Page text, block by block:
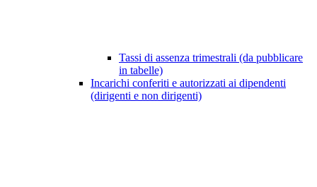
Tassi di assenza trimestrali (da pubblicare
in tabelle)
Incarichi conferiti e autorizzati ai dipendenti
(dirigenti e non dirigenti)